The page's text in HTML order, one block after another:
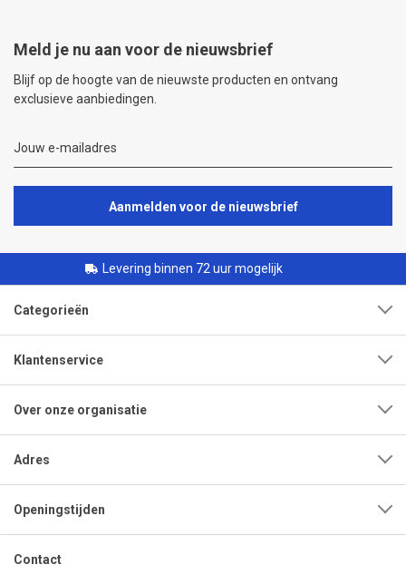
Meld je nu aan voor de nieuwsbrief
Blijf op de hoogte van de nieuwste producten en ontvang
exclusieve aanbiedingen.
Aanmelden voor de nieuwsbrief
Levering binnen 72 uur mogelijk
Categorieën
Klantenservice
Over onze organisatie
Adres
Openingstijden
Contact